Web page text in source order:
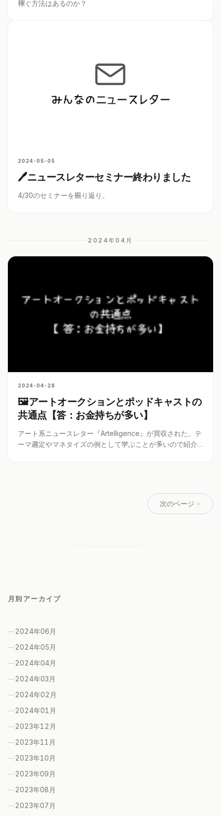
稼ぐ方法はあるのか？
2024-05-05
🖊ニュースレターセミナー終わりました
4/30のセミナーを振り返り。
2024年04 月
2024-04-28
🖼アートオークションとポッドキャストの
共通点【答：お金持ちが多い】
アート系ニュースレター『Artelligence』が買収された。テ
ーマ選定やマネタイズの例として学ぶことが多いので紹介
次のページ→
月別アーカイブ
—2024年06 月
—2024年05 月
—2024年04月
—2024年03 月
—2024年02 月
—2024年01 月
—2023年12 月
—2023年11 月
—2023年10 月
—2023年09 月
—2023年08 月
—2023年07 月